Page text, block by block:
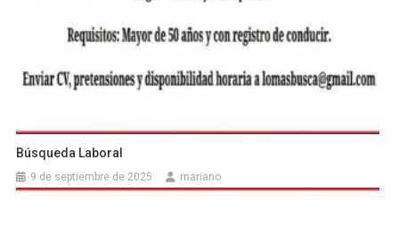
Búsqueda Laboral
9 de septiembre de 2025 mariano